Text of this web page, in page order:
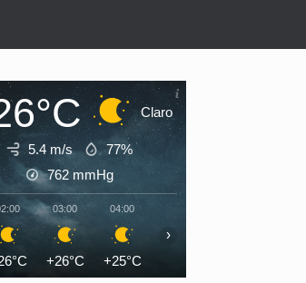
Claro
5.4 m/s
77%
762mmHg
03:00
+26°C
04:00
+25°C
05:00
›